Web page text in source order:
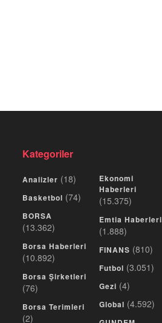
Kategoriler
Analizler (18)
Basketbol (74)
BORSA
(13.362)
Borsa Haberleri
(10.892)
Borsa Şirketleri
(76)
Borsa Terimleri
(2)
Ekonomi
Haberleri
(15.375)
Emtia Haberleri
(1.888)
FINANS (810)
Futbol (3.051)
Gezi (4)
Global (4.592)